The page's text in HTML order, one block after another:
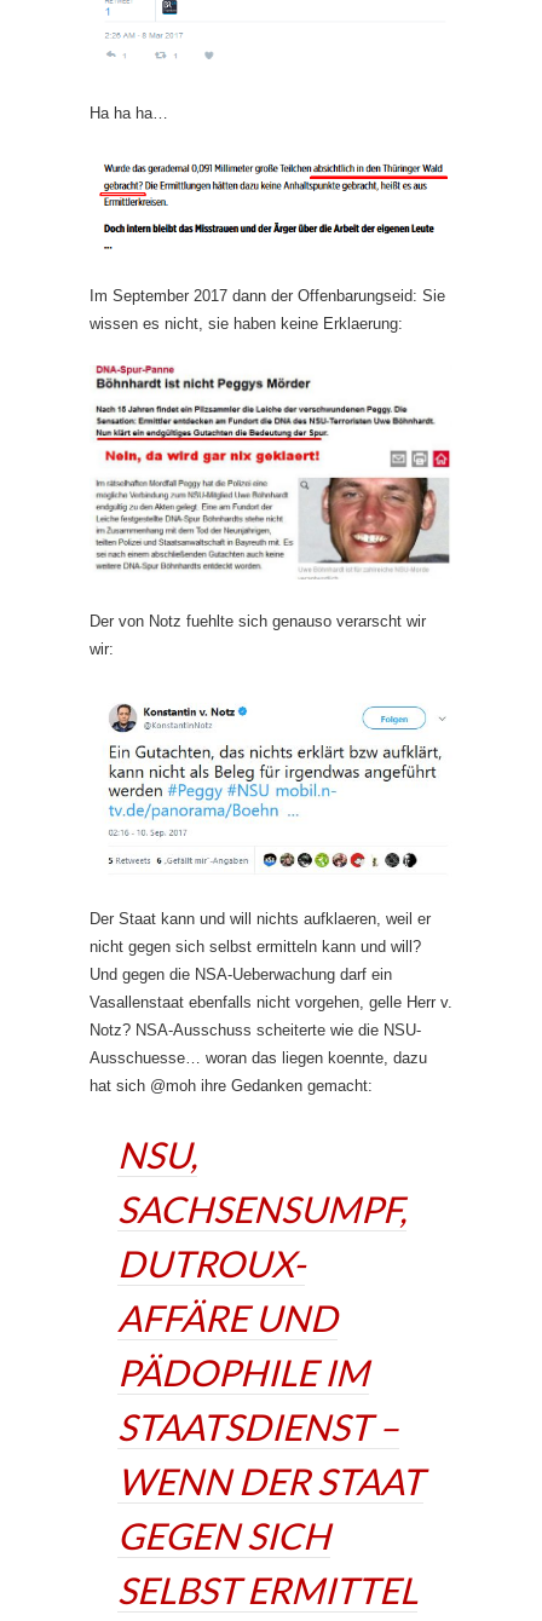
Ha ha ha…
Im September 2017 dann der Offenbarungseid: Sie
wissen es nicht, sie haben keine Erklaerung:
Der von Notz fuehlte sich genauso verarscht wir
wir:
Der Staat kann und will nichts aufklaeren, weil er
nicht gegen sich selbst ermitteln kann und will?
Und gegen die NSA-Ueberwachung darf ein
Vasallenstaat ebenfalls nicht vorgehen, gelle Herr v.
Notz? NSA-Ausschuss scheiterte wie die NSU-
Ausschuesse… woran das liegen koennte, dazu
hat sich @moh ihre Gedanken gemacht:
NSU,
SACHSENSUMPF,
DUTROUX-
AFFÄRE UND
PÄDOPHILE IM
STAATSDIENST –
WENN DER STAAT
GEGEN SICH
SELBST ERMITTEL